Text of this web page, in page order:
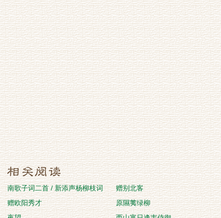
南歌子词二首 / 新添声杨柳枝词
赠别北客
赠欧阳秀才
原隰荑绿柳